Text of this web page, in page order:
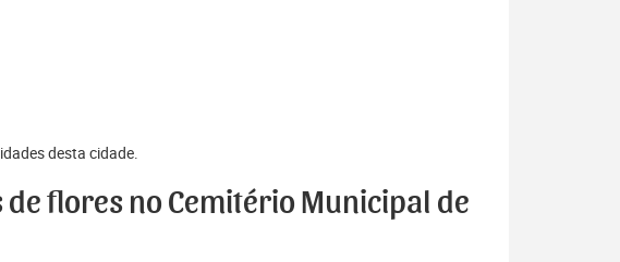
desta cidade.
flores no Cemitério Municipal de